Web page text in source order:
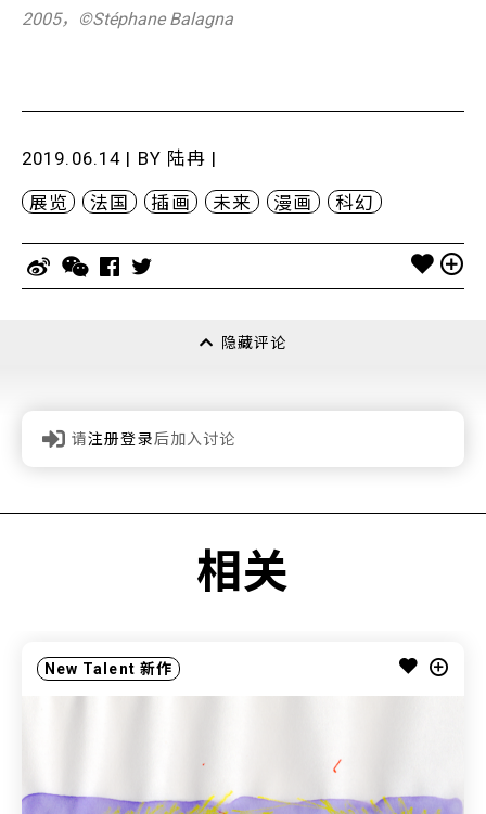
2005，©️Stéphane Balagna
2019.06.14 | BY 陆冉 |
展览 法国 插画 未来 漫画 科幻
隐藏评论
请注册登录后加入讨论
相关
New Talent 新作